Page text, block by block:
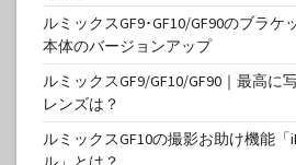
ルミックスGF9･GF10/GF90のブラ
本体のバージョンアップ
ルミックスGF9/GF10/GF90｜最高に
レンズは？
ルミックスGF10の撮影お助け機能